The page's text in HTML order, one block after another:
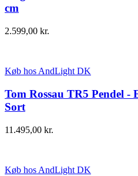
cm
2.599,00 kr.
Køb hos AndLight DK
Tom Rossau TR5 Pendel
Sort
11.495,00 kr.
Køb hos AndLight DK